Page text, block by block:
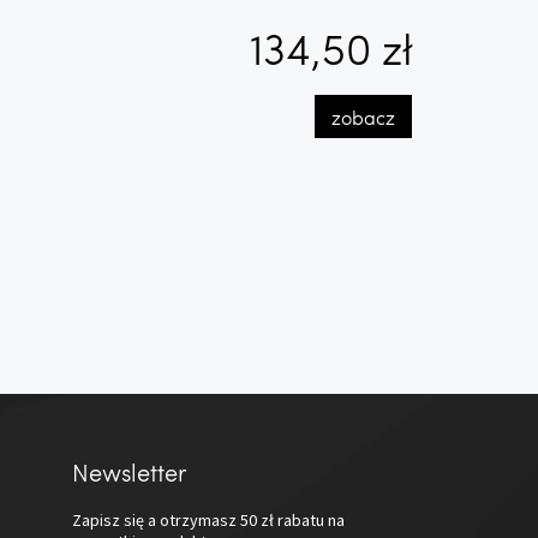
134,50 zł
zobacz
Newsletter
Zapisz się a otrzymasz50 złrabatu na